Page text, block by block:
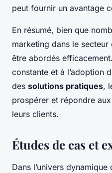
peut fournir un avantage
En résumé, bien que
marketing dans le
être abordés
constante et à l’adoption
des solutions pratiques,
prospérer et répondre
leurs clients.
Études de cas et
Dans l’univers dynamique